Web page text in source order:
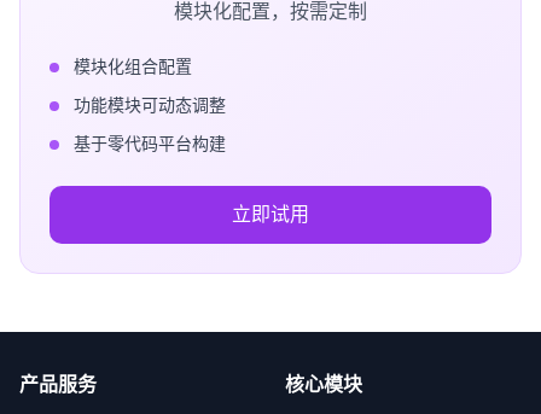
模块化配置，按需定制
模块化组合配置
功能模块可动态调整
基于零代码平台构建
立即试用
产品服务 核心模块